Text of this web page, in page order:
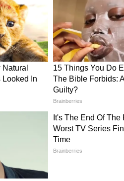
সময় ধরে বিস্তৃত তাঁর
সংঘাতপূর্ণ অঞ্চল ও
বহু গুরুত্বপূর্ণ
অধীনে সন্ত্রাস দমন
এছাড়া জম্মু ও
জটিল পরিস্থিতিতে সেন্ট্রাল
পশ্চিমাঞ্চলের
দিয়েছিলেন।